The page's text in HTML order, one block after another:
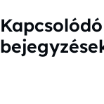
Kapcsolódó